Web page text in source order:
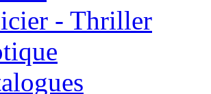
- Thriller